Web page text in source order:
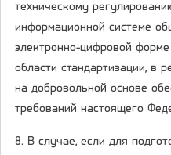
техническому
информационной системе
электронно-цифровой форме
области стандартизации, в
на добровольной основе
требований настоящего
8. В случае, если для